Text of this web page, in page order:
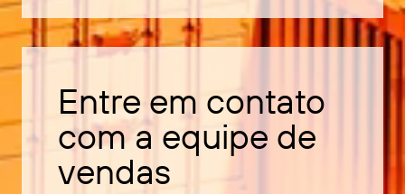
Entre em contato
com a equipe de
vendas